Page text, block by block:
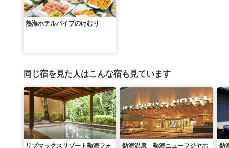
熱海ホテルパイプのけむり
同じ宿を見た人はこんな宿も見ています
リブマックスリゾート熱海フォ
熱海温泉 熱海ニューフジヤホ
熱